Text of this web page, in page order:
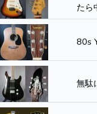
たら
80s
無駄